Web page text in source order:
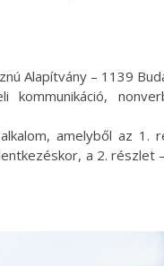
Alapítvány – 1139
kommunikáció,
amelyből az 1.
a 2. részlet